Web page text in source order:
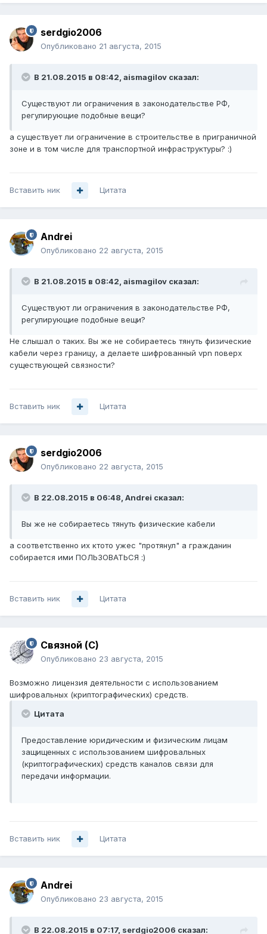
serdgio2006
Опубликовано 21 августа, 2015
В 21.08.2015 в 08:42, aismagilov сказал:
Существуют ли ограничения в законодательстве РФ,
регулирующие подобные вещи?
а существует ли ограничение в строительстве в приграничной
зоне и в том числе для транспортной инфраструктуры? :)
Вставить ник Цитата
Andrei
Опубликовано 22 августа, 2015
В 21.08.2015 в 08:42, aismagilov сказал:
Существуют ли ограничения в законодательстве РФ,
регулирующие подобные вещи?
Не слышал о таких. Вы же не собираетесь тянуть физические
кабели через границу, а делаете шифрованный vpn поверх
существующей связности?
Вставить ник Цитата
serdgio2006
Опубликовано 22 августа, 2015
В 22.08.2015 в 06:48, Andrei сказал:
Вы же не собираетесь тянуть физические кабели
а соответственно их ктото ужес "протянул" а гражданин
собирается ими ПОЛЬЗОВАТЬСЯ :)
Вставить ник Цитата
Связной (С)
Опубликовано 23 августа, 2015
Возможно лицензия деятельности с использованием
шифровальных (криптографических) средств.
Цитата
Предоставление юридическим и физическим лицам
защищенных с использованием шифровальных
(криптографических) средств каналов связи для
передачи информации.
Вставить ник Цитата
Andrei
Опубликовано 23 августа, 2015
В 22.08.2015 в 07:17, serdgio2006 сказал: